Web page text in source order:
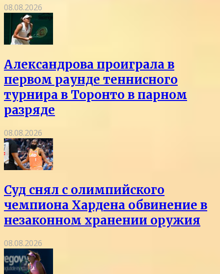
08.08.2026
Александрова проиграла в
первом раунде теннисного
турнира в Торонто в парном
разряде
08.08.2026
Суд снял с олимпийского
чемпиона Хардена обвинение в
незаконном хранении оружия
08.08.2026